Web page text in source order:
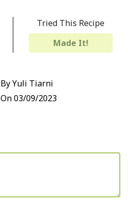
Tried This Recipe
Made It!
By Yuli Tiarni
On 03/09/2023